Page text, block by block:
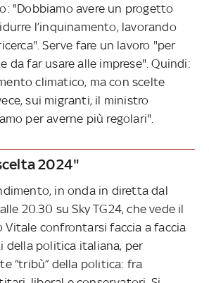
"Dobbiamo avere un progetto
l’inquinamento, lavorando
Serve fare un lavoro "per
da far usare alle imprese". Quindi:
climatico, ma con scelte
sui migranti, il ministro
per averne più regolari".
2024"
in onda in diretta dal
20.30 su Sky TG24, che vede il
confrontarsi faccia a faccia
della politica italiana, per
“tribù” della politica: fra